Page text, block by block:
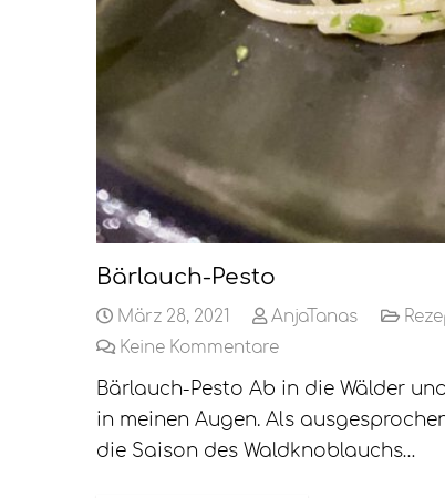
Bärlauch-Pesto
März 28, 2021 AnjaTanas
Keine Kommentare
Bärlauch-Pesto Ab in die Wälder
in meinen Augen. Als
die Saison des Waldknoblauchs…